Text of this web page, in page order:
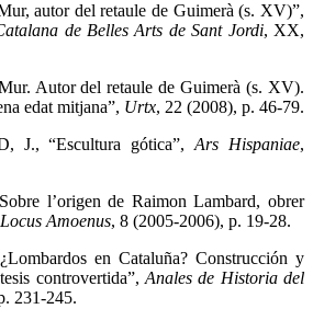
autor del retaule de Guimerà (s. XV)”,
de Belles Arts de Sant Jordi, XX,
Autor del retaule de Guimerà (s. XV).
edat mitjana”, Urtx, 22 (2008), p. 46-79.
J., “Escultura gótica”,Ars Hispaniae,
l’origen de Raimon Lambard, obrer
Locus Amoenus, 8 (2005-2006), p. 19-28.
en Cataluña? Construcción y
controvertida”, Anales de Historia del
231-245.